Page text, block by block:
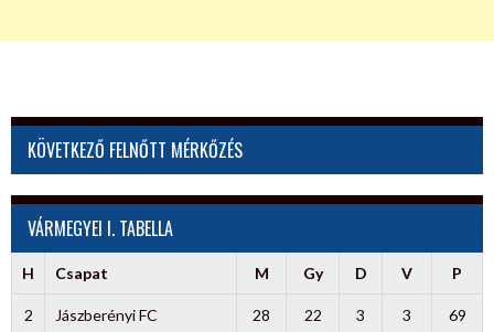
KÖVETKEZŐ FELNŐTT MÉRKŐZÉS
VÁRMEGYEI I. TABELLA
H Csapat M Gy D V P
2 Jászberényi FC 28 22 3 3 69